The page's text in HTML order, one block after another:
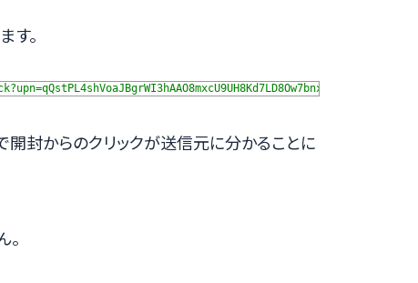
す。
開封からのクリックが送信元に分かることに